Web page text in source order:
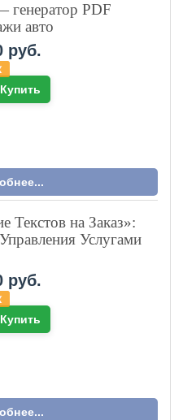
генератор PDF
авто
руб.
Купить
Текстов на Заказ»:
Услугами
руб.
Купить